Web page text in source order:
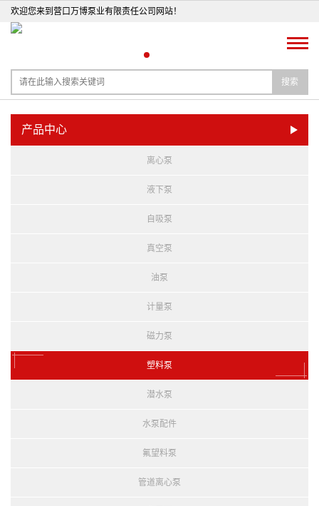
欢迎您来到营口万博泵业有限责任公司网站！
搜索
产品中心
离心泵
液下泵
自吸泵
真空泵
油泵
计量泵
磁力泵
塑料泵
潜水泵
水泵配件
氟望料泵
管道离心泵